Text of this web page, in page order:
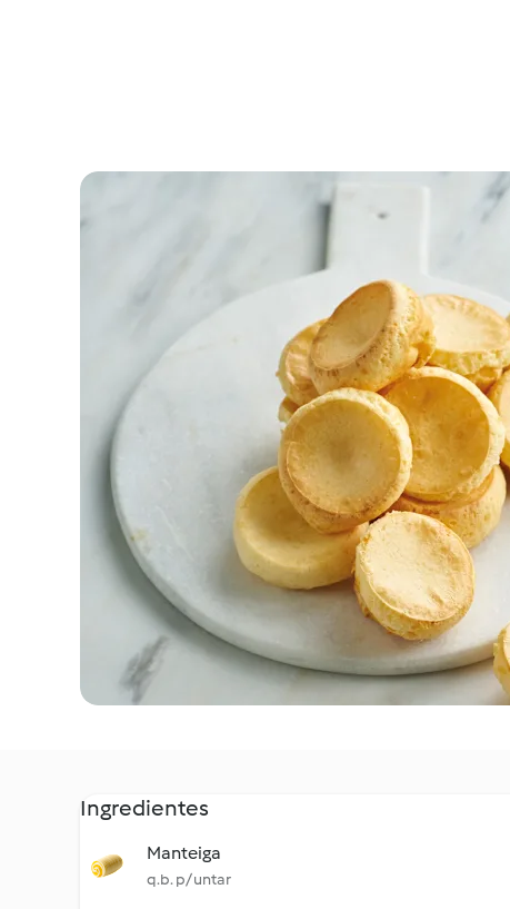
Ingredientes
Manteiga
q.b. p/ untar